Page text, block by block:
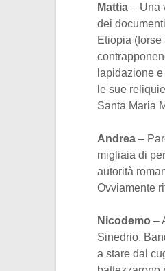
Mattia – Una
dei
Etiopia
lapidazione
le sue
Santa Maria
Andrea –
migliaia di
autorità
Ovviamente
Nicodemo –
Sinedrio.
a stare dal